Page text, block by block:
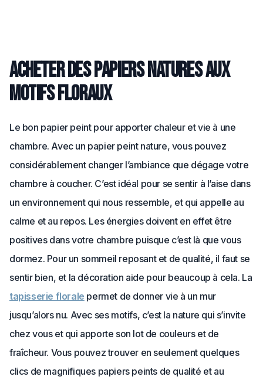
Acheter des papiers natures aux
motifs floraux
Le bon papier peint pour apporter chaleur et vie à une
chambre. Avec un papier peint nature, vous pouvez
considérablement changer l’ambiance que dégage votre
chambre à coucher. C’est idéal pour se sentir à l’aise dans
un environnement qui nous ressemble, et qui appelle au
calme et au repos. Les énergies doivent en effet être
positives dans votre chambre puisque c’est là que vous
dormez. Pour un sommeil reposant et de qualité, il faut se
sentir bien, et la décoration aide pour beaucoup à cela. La
tapisserie florale permet de donner vie à un mur
jusqu’alors nu. Avec ses motifs, c’est la nature qui s’invite
chez vous et qui apporte son lot de couleurs et de
fraîcheur. Vous pouvez trouver en seulement quelques
clics de magnifiques papiers peints de qualité et au